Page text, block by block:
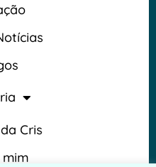
Cris
mim